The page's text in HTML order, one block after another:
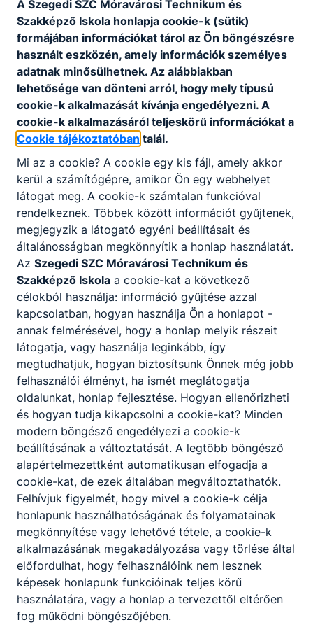
Előlap minta
Csatolt fájlok
előlap minta
Partnereink
A Szegedi SZC Móravárosi Technikum és
Szakképző Iskola honlapja cookie-k (sütik)
formájában információkat tárol az Ön böngészésre
használt eszközén, amely információk személyes
adatnak minősülhetnek. Az alábbiakban
lehetősége van dönteni arról, hogy mely típusú
cookie-k alkalmazását kívánja engedélyezni. A
cookie-k alkalmazásáról teljeskörű információkat a
Cookie tájékoztatóban talál.
Mi az a cookie? A cookie egy kis fájl, amely akkor
kerül a számítógépre, amikor Ön egy webhelyet
látogat meg. A cookie-k számtalan funkcióval
rendelkeznek. Többek között információt gyűjtenek,
megjegyzik a látogató egyéni beállításait és
általánosságban megkönnyítik a honlap használatát.
Az Szegedi SZC Móravárosi Technikum és
Szakképző Iskola a cookie-kat a következő
célokból használja: információ gyűjtése azzal
kapcsolatban, hogyan használja Ön a honlapot -
annak felmérésével, hogy a honlap melyik részeit
látogatja, vagy használja leginkább, így
megtudhatjuk, hogyan biztosítsunk Önnek még jobb
felhasználói élményt, ha ismét meglátogatja
oldalunkat, honlap fejlesztése. Hogyan ellenőrizheti
és hogyan tudja kikapcsolni a cookie-kat? Minden
modern böngésző engedélyezi a cookie-k
beállításának a változtatását. A legtöbb böngésző
alapértelmezettként automatikusan elfogadja a
cookie-kat, de ezek általában megváltoztathatók.
Felhívjuk figyelmét, hogy mivel a cookie-k célja
honlapunk használhatóságának és folyamatainak
megkönnyítése vagy lehetővé tétele, a cookie-k
alkalmazásának megakadályozása vagy törlése által
előfordulhat, hogy felhasználóink nem lesznek
képesek honlapunk funkcióinak teljes körű
használatára, vagy a honlap a tervezettől eltérően
fog működni böngészőjében.